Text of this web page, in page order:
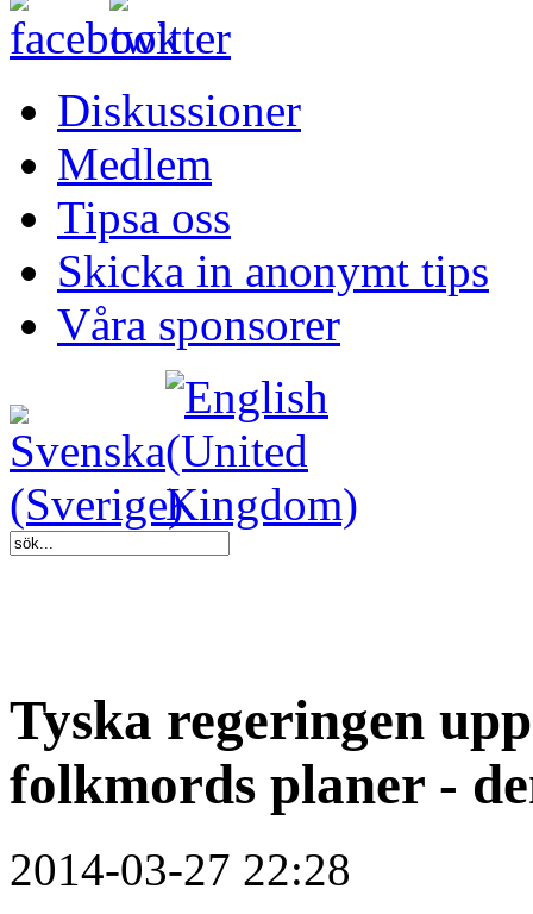
Diskussioner
Medlem
Tipsa oss
Skicka in anonymt tips
Våra sponsorer
Tyska regeringen
folkmords planer -
2014-03-27 22:28